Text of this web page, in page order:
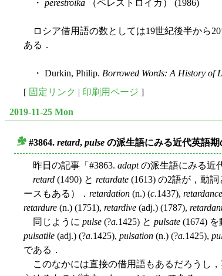
・ perestroika （ペレストロイカ） (1986)
ロシア借用語の数としては19世紀後半から
ある．
・ Durkin, Philip. Borrowed Words: A History of
[ 固定リンク | 印刷用ページ ]
2019-11-25 Mon
#3864. retard, pulse の派生語にみる近代英語期
昨日の記事「#3863. adaptの派生語にみる近
retard (1490) と retardate (1613) の2語が，動
ースもある）． retardation (n.) (c.1437), retardance
retardure (n.) (1751), retardive (adj.) (1787),
同じように pulse (?a.1425) と pulsate (1674)
pulsatile (adj.) (?a.1425), pulsation (n.) (?a.1425),
である．
このなかには直接の借用語もあるだろうし